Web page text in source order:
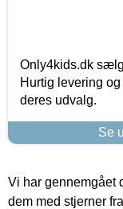
Only4kids.dk
Hurtig levering
deres udvalg.
Se
Vi har gennemgået
dem med stjerner